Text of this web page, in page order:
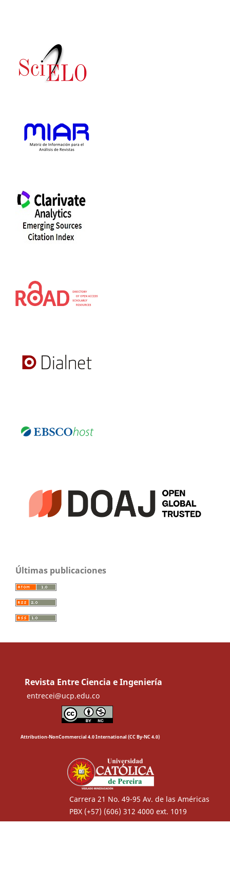
Últimas publicaciones
Revista Entre Ciencia e Ingeniería
entrecei@ucp.edu.co
Attribution-NonCommercial 4.0 International (CC By-NC 4.0)
Carrera 21 No. 49-95 Av. de las Américas
PBX (+57) (606) 312 4000 ext. 1019